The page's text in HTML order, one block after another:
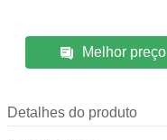
Melhor preço
Detalhes do produto